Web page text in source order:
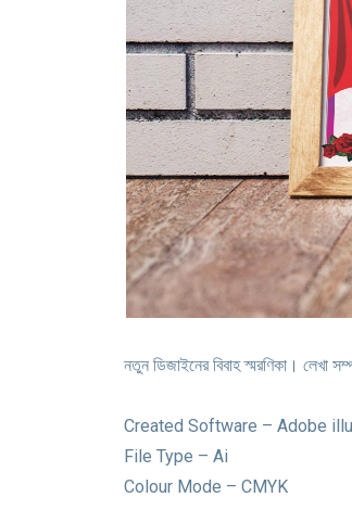
নতুন ডিজাইনের বিবাহ স্মরণিকা। লেখা
Created Software – Adobe
File Type – Ai
Colour Mode – CMYK